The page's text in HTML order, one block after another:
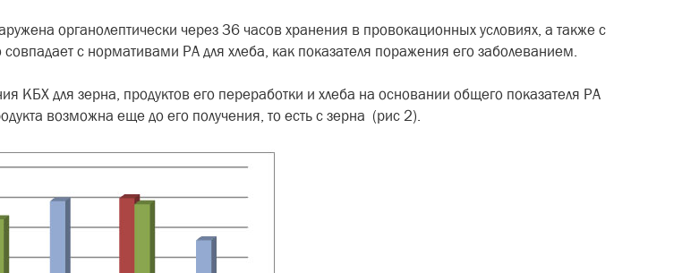
органолептически через 36 часов хранения в провокационных условиях, а также с
с нормативами РА для хлеба, как показателя поражения его заболеванием.
КБХ для зерна, продуктов его переработки и хлеба на основании общего показателя РА
возможна еще до его получения, то есть с зерна (рис 2).